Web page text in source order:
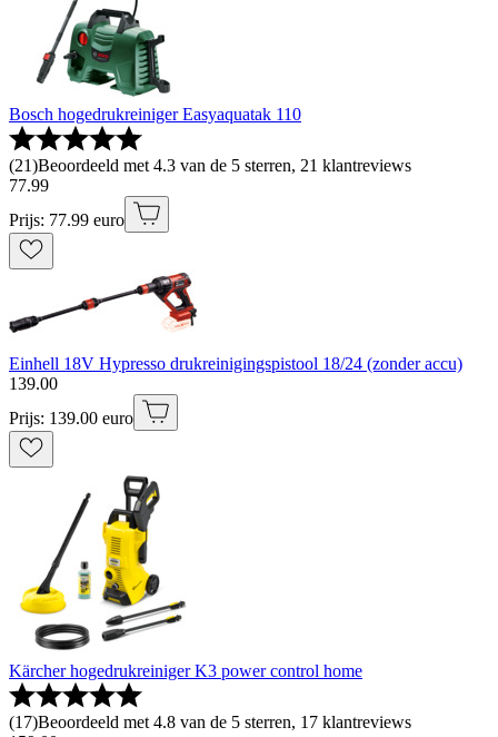
Bosch hogedrukreiniger Easyaquatak 110
(21)Beoordeeld met 4.3 van de 5 sterren, 21 klantreviews
77.99
Prijs: 77.99 euro
Einhell 18V Hypresso drukreinigingspistool 18/24 (zonder accu)
139.00
Prijs: 139.00 euro
Kärcher hogedrukreiniger K3 power control home
(17)Beoordeeld met 4.8 van de 5 sterren, 17 klantreviews